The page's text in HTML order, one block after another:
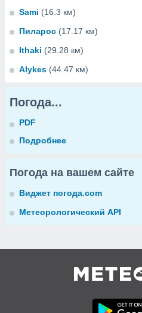
Sami (16.3 км)
Пиларос (17.17 км)
Ithaki (29.28 км)
Alykes (44.47 км)
Погода...
PDF
Подробнее
Погода на вашем сайте
Виджет погода.com
Метеорологический API